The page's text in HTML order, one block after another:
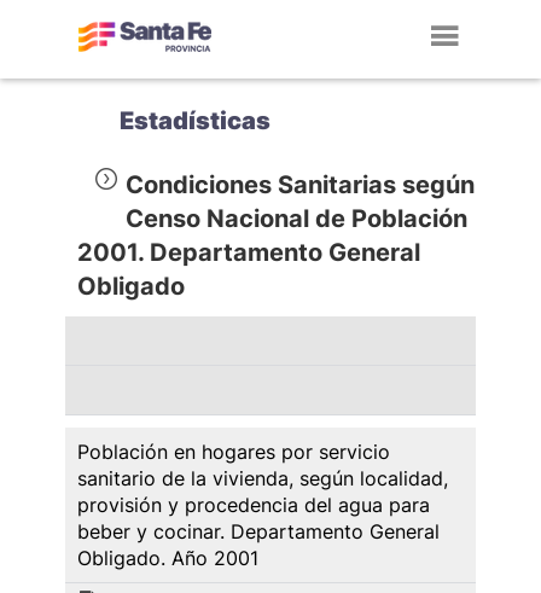
Estadísticas
Condiciones Sanitarias según
Censo Nacional de Población
2001. Departamento General
Obligado
Población en hogares por servicio
sanitario de la vivienda, según localidad,
provisión y procedencia del agua para
beber y cocinar. Departamento General
Obligado. Año 2001